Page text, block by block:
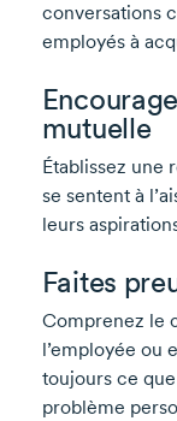
conversations
employés à
mutuelle
Établissez une
se sentent à
leurs
Faites
Comprenez le
l’employée ou
toujours ce que
problème